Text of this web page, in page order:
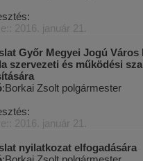
2016. január 21.
Győr Megyei Jogú Város
szervezeti és működési
:Borkai Zsolt polgármester
2016. január 21.
nyilatkozat elfogadására